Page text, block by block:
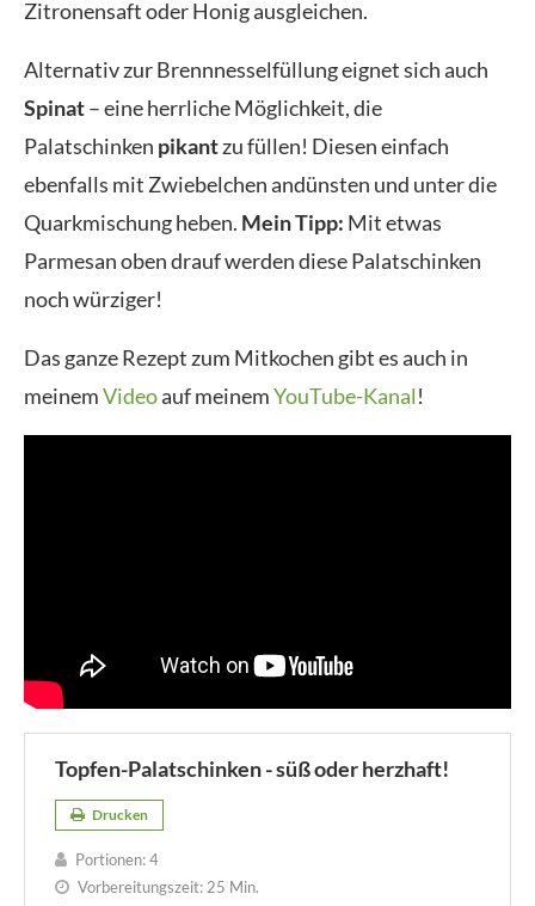
Zitronensaft oder Honig ausgleichen.
Alternativ zur Brennnesselfüllung eignet sich auch
Spinat– eine herrliche Möglichkeit, die
Palatschinken pikantzu füllen! Diesen einfach
ebenfalls mit Zwiebelchen andünsten und unter die
Quarkmischung heben. Mein Tipp: Mit etwas
Parmesan oben drauf werden diese Palatschinken
noch würziger!
Das ganze Rezept zum Mitkochen gibt es auch in
meinemVideoauf meinemYouTube-Kanal!
Topfen-Palatschinken - süß oder herzhaft!
Drucken
Portionen:4
Vorbereitungszeit: 25 Min.